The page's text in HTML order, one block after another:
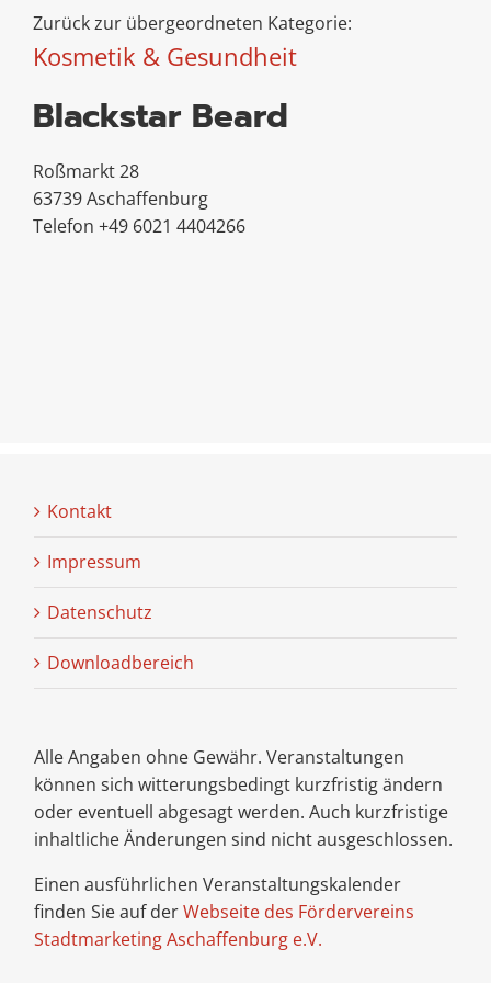
Zurück zur übergeordneten Kategorie:
Kosmetik & Gesundheit
Blackstar Beard
Roßmarkt 28
63739 Aschaffenburg
Telefon +49 6021 4404266
Kontakt
Impressum
Datenschutz
Downloadbereich
Alle Angaben ohne Gewähr. Veranstaltungen
können sich witterungsbedingt kurzfristig ändern
oder eventuell abgesagt werden. Auch kurzfristige
inhaltliche Änderungen sind nicht ausgeschlossen.
Einen ausführlichen Veranstaltungskalender
finden Sie auf derWebseite des Fördervereins
Stadtmarketing Aschaffenburg e.V.